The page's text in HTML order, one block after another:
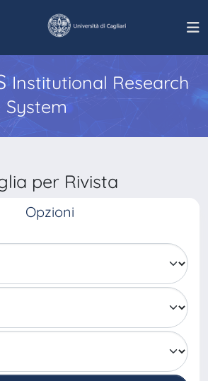
Institutional Research
per Rivista
Opzioni